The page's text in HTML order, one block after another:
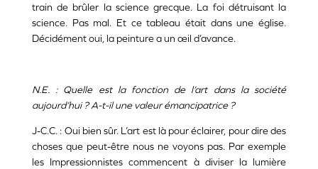
train de brûler la science grecque. La foi détruisant la
science. Pas mal. Et ce tableau était dans une église.
Décidément oui, la peinture a un œil d’avance.
N.E. : Quelle est la fonction de l’art dans la société
aujourd’hui ? A-t-il une valeur émancipatrice ?
J-C.C. : Oui bien sûr. L’art est là pour éclairer, pour dire des
choses que peut-être nous ne voyons pas. Par exemple
les Impressionnistes commencent à diviser la lumière